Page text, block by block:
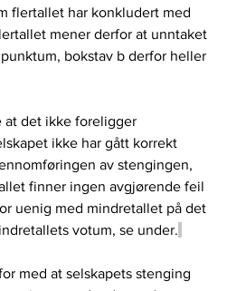
flertallet har konkludert med
mener derfor at unntaket
bokstav b derfor heller
at det ikke foreligger
ikke har gått korrekt
av stengingen,
finner ingen avgjørende feil
uenig med mindretallet på det
votum, se under.
med at selskapets stenging